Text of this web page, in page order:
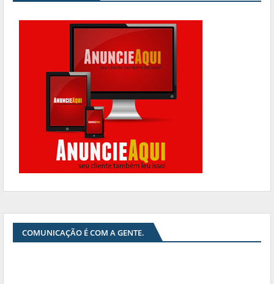
COMUNICAÇÃO É COM A GENTE.